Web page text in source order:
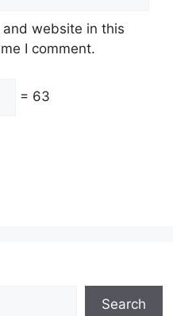
and website in this
I comment.
= 63
Search